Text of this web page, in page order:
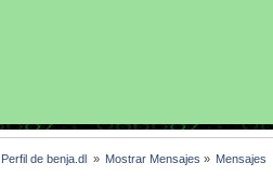
Perfil de benja.dl » Mostrar Mensajes » Mensajes